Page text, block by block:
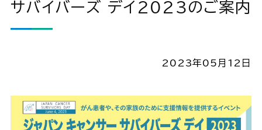
サバイバーズ デイ2023のご案内
2023年05月12日